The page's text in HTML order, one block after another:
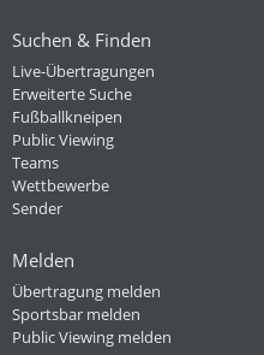
Suchen & Finden
Live-Übertragungen
Erweiterte Suche
Fußballkneipen
Public Viewing
Teams
Wettbewerbe
Sender
Melden
Übertragung melden
Sportsbar melden
Public Viewing melden